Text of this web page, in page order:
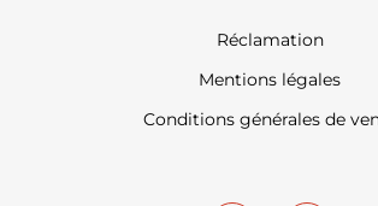
Réclamation
Mentions légales
Conditions générales de